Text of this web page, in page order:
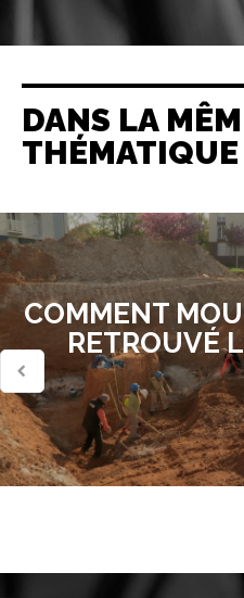
DANS LA
THÉMATIQUE
COMMENT
RETROUVÉ